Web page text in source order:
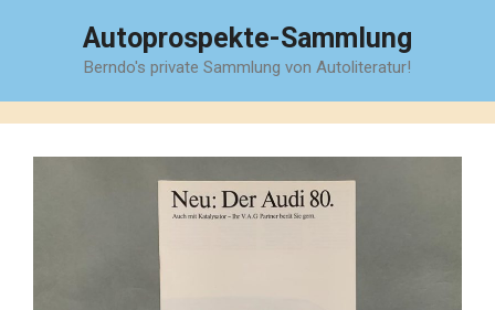
Autoprospekte-Sammlung
Berndo's private Sammlung von Autoliteratur!